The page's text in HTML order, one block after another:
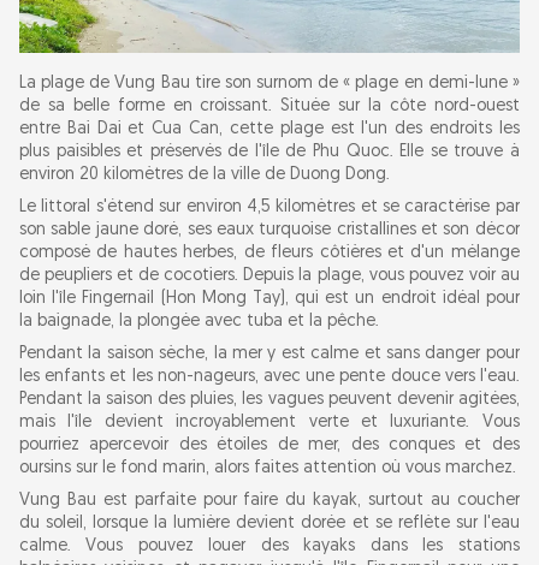
La plage de Vung Bau tire son surnom de « plage en demi-lune »
de sa belle forme en croissant. Située sur la côte nord-ouest
entre Bai Dai et Cua Can, cette plage est l'un des endroits les
plus paisibles et préservés de l'île de Phu Quoc. Elle se trouve à
environ 20 kilomètres de la ville de Duong Dong.
Le littoral s'étend sur environ 4,5 kilomètres et se caractérise par
son sable jaune doré, ses eaux turquoise cristallines et son décor
composé de hautes herbes, de fleurs côtières et d'un mélange
de peupliers et de cocotiers. Depuis la plage, vous pouvez voir au
loin l'île Fingernail (Hon Mong Tay), qui est un endroit idéal pour
la baignade, la plongée avec tuba et la pêche.
Pendant la saison sèche, la mer y est calme et sans danger pour
les enfants et les non-nageurs, avec une pente douce vers l'eau.
Pendant la saison des pluies, les vagues peuvent devenir agitées,
mais l'île devient incroyablement verte et luxuriante. Vous
pourriez apercevoir des étoiles de mer, des conques et des
oursins sur le fond marin, alors faites attention où vous marchez.
Vung Bau est parfaite pour faire du kayak, surtout au coucher
du soleil, lorsque la lumière devient dorée et se reflète sur l'eau
calme. Vous pouvez louer des kayaks dans les stations